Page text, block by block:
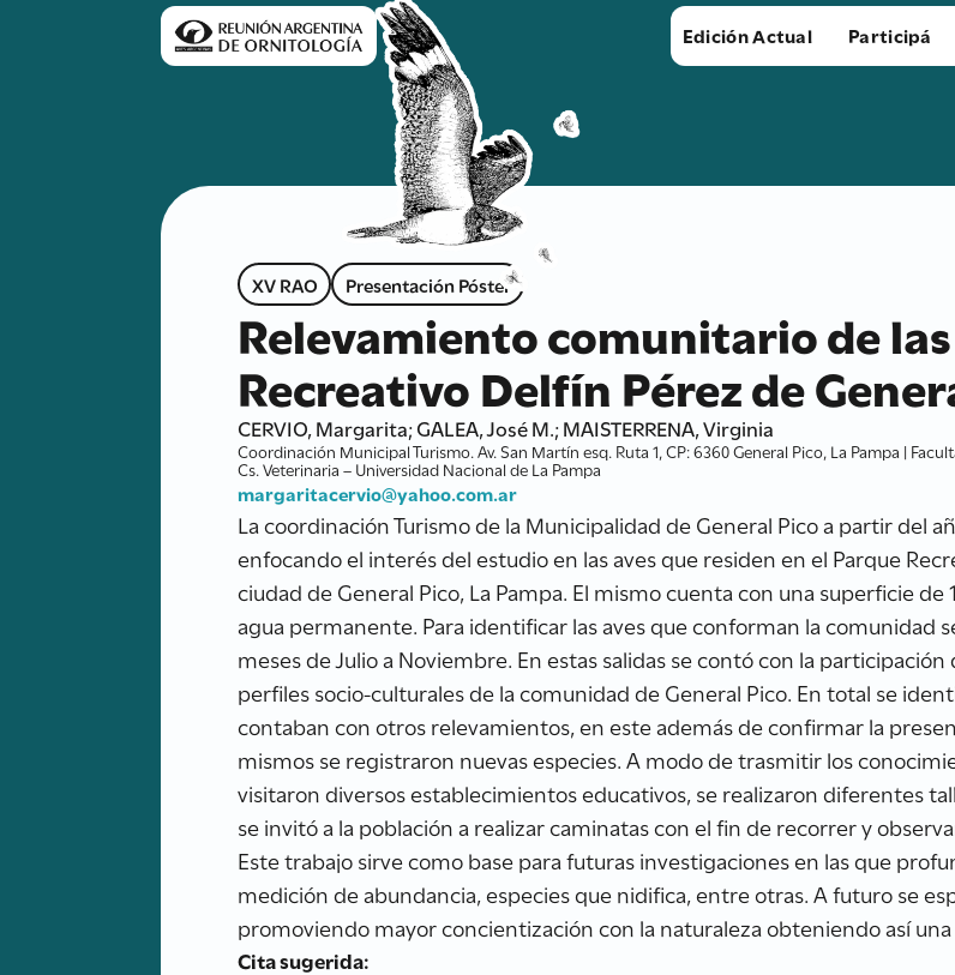
Edición Actual Participá
XV RAO Presentación Póster
Relevamiento comunitario de
Recreativo Delfín Pérez de
CERVIO, Margarita; GALEA, José M.; MAISTERRENA, Virginia
Coordinación Municipal Turismo. Av. San Martín esq. Ruta 1, CP: 6360 General Pico, La Pampa |
Cs. Veterinaria – Universidad Nacional de La Pampa
margaritacervio@yahoo.com.ar
La coordinación Turismo de la Municipalidad de General Pico a partir del
enfocando el interés del estudio en las aves que residen en el Parque
ciudad de General Pico, La Pampa. El mismo cuenta con una superficie
agua permanente. Para identificar las aves que conforman la comunidad
meses de Julio a Noviembre. En estas salidas se contó con la
perfiles socio-culturales de la comunidad de General Pico. En total se
contaban con otros relevamientos, en este además de confirmar la
mismos se registraron nuevas especies. A modo de trasmitir los
visitaron diversos establecimientos educativos, se realizaron diferentes
se invitó a la población a realizar caminatas con el fin de recorrer y
Este trabajo sirve como base para futuras investigaciones en las que
medición de abundancia, especies que nidifica, entre otras. A futuro se
promoviendo mayor concientización con la naturaleza obteniendo así
Cita sugerida: